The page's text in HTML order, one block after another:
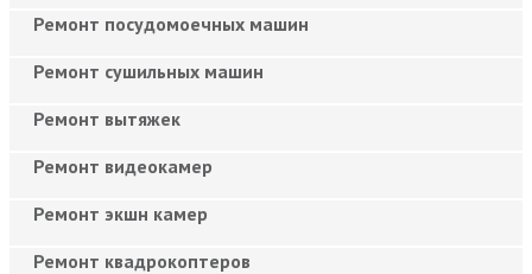
Ремонт посудомоечных машин
Ремонт сушильных машин
Ремонт вытяжек
Ремонт видеокамер
Ремонт экшн камер
Ремонт квадрокоптеров